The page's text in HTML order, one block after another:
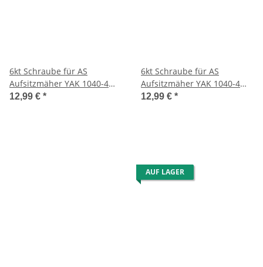
6kt Schraube für AS
Aufsitzmäher YAK 1040-4
WD
12,99 € *
6kt Schraube für AS
Aufsitzmäher YAK 1040-4
WD
12,99 € *
AUF LAGER